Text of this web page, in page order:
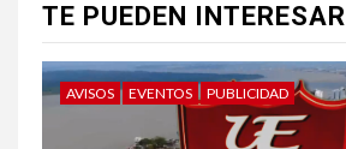
TE PUEDEN INTERESAR
AVISOS EVENTOS PUBLICIDAD